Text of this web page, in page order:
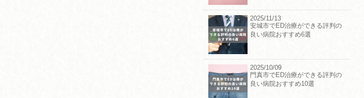
2025/11/13
安城市でED治療ができる評判の
良い病院おすすめ6選
2025/10/09
門真市でED治療ができる評判の
良い病院おすすめ10選